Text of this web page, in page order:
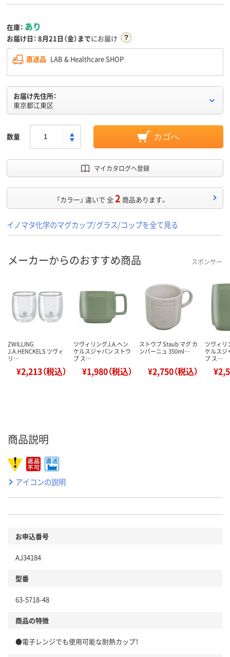
在庫： あり
お届け日： 8月21日（金）までにお届け
直送品 LAB & Healthcare SHOP
お届け先住所：
東京都江東区
数量 カゴへ
マイカタログへ登録
「カラー」 違いで 全2 商品あります。
イノマタ化学のマグカップ/グラス/コップを全て見る
メーカーからのおすすめ商品 スポンサー
ZWILLING
J.A.HENCKELS ツヴィ
リ…
¥2,213（税込）
ツヴィリングJ.A.ヘン
ケルスジャパン ストウ
ブ ス…
¥1,980（税込）
ストウブ Staub マグ カ
ンパーニュ 350ml…
¥2,750（税込）
ツヴィリ
ケルスジ
ブ ス…
商品説明
アイコンの説明
お申込番号
AJ34184
型番
63-5718-48
商品の特徴
●電子レンジでも使用可能な耐熱カップ！